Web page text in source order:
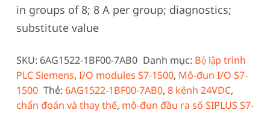
in groups of 8; 8 A per group; diagnostics;
substitute value
SKU: 6AG1522-1BF00-7AB0 Danh mục: Bộ lập trình
PLC Siemens, I/O modules S7-1500, Mô-đun I/O S7-
1500 Thẻ: 6AG1522-1BF00-7AB0,8 kênh 24VDC,
chẩn đoán và thay thế, mô-đun đầu ra số SIPLUS S7-